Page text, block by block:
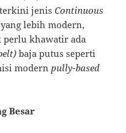
terkini jenisContinuous
yang lebih modern,
perlu khawatir ada
baja putus seperti
modernpully-based
Besar